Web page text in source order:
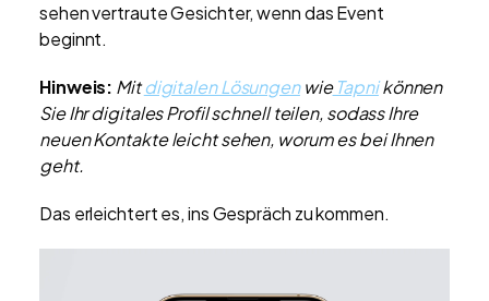
sehen vertraute Gesichter, wenn das Event
beginnt.
Hinweis: Mitdigitalen LösungenwieTapnikönnen
Sie Ihr digitales Profil schnell teilen, sodass Ihre
neuen Kontakte leicht sehen, worum es bei Ihnen
geht.
Das erleichtert es, ins Gespräch zu kommen.